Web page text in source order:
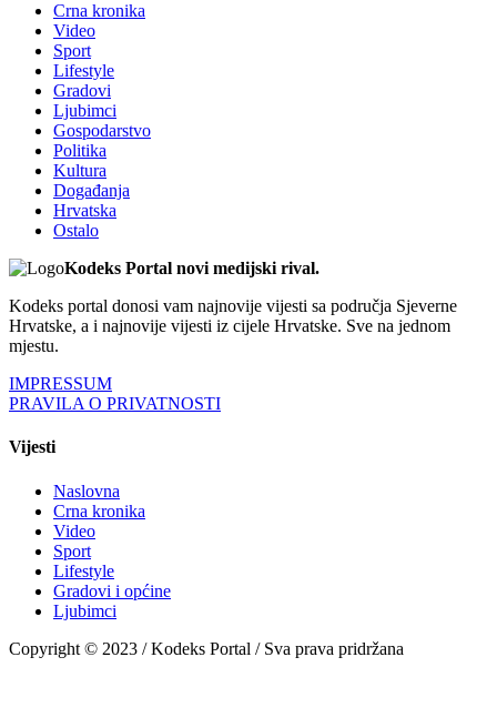
Crna kronika
Video
Sport
Lifestyle
Gradovi
Ljubimci
Gospodarstvo
Politika
Kultura
Događanja
Hrvatska
Ostalo
Kodeks Portal novi medijski rival.
Kodeks portal donosi vam najnovije vijesti sa područja Sjeverne
Hrvatske, a i najnovije vijesti iz cijele Hrvatske. Sve na jednom
mjestu.
IMPRESSUM
PRAVILA O PRIVATNOSTI
Vijesti
Naslovna
Crna kronika
Video
Sport
Lifestyle
Gradovi i općine
Ljubimci
Copyright © 2023 / Kodeks Portal / Sva prava pridržana